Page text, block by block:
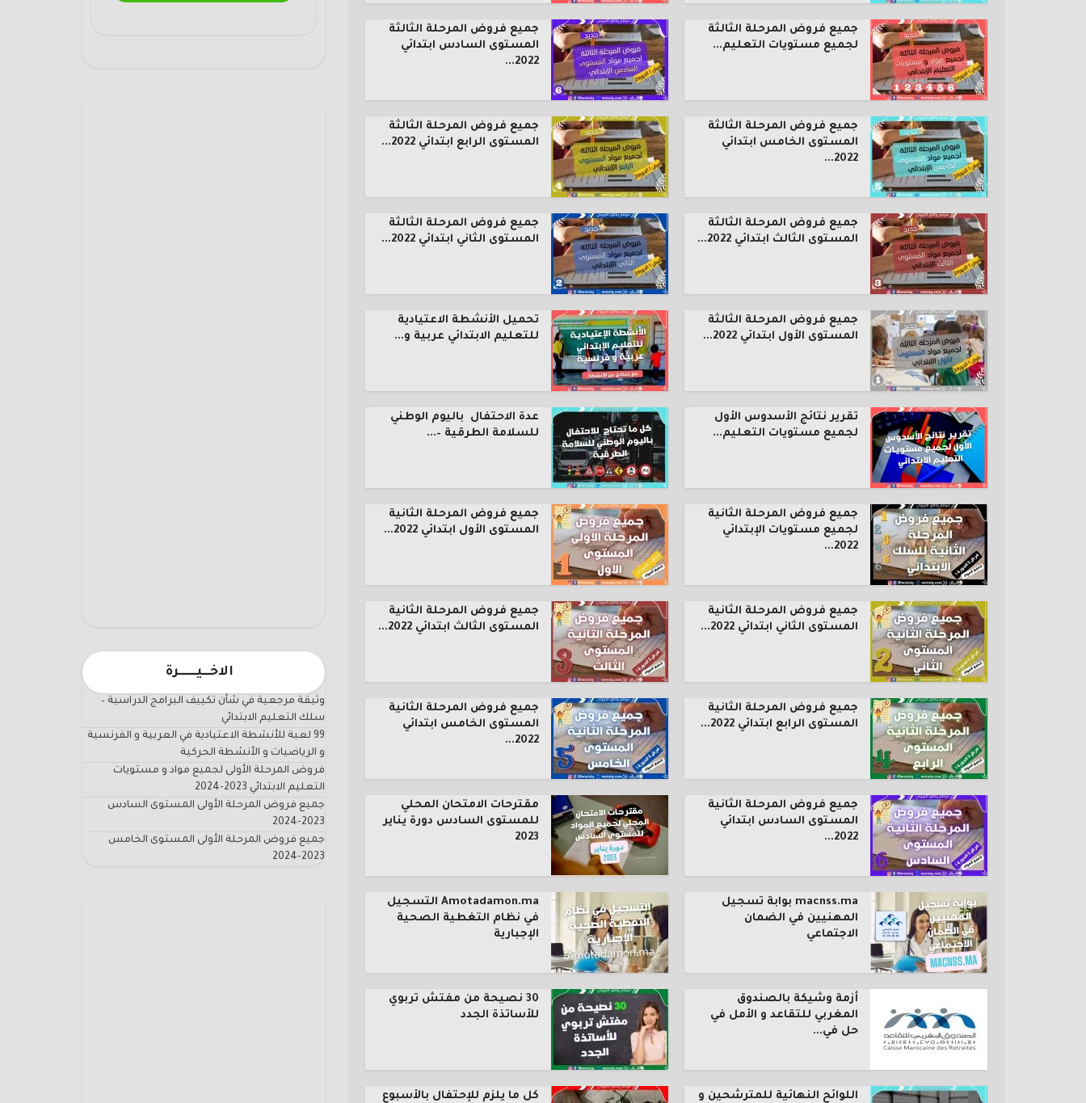
الاخـــيـــــــرة
وثيقة مرجعية في شأن تكييف البرامج الدراسية –
سلك التعليم الابتدائي
99 لعبة للأنشطة الاعتيادية في العربية و الفرنسية
و الرياضيات و الأنشطة الحركية
فروض المرحلة الأولى لجميع مواد و مستويات
التعليم الابتدائي 2023-2024
جميع فروض المرحلة الأولى المستوى السادس
2023-2024
جميع فروض المرحلة الأولى المستوى الخامس
2023-2024
جميع فروض المرحلة الثالثة
لجميع مستويات التعليم...
جميع فروض المرحلة الثالثة
المستوى السادس ابتدائي
2022...
جميع فروض المرحلة الثالثة
المستوى الخامس ابتدائي
2022...
جميع فروض المرحلة الثالثة
المستوى الرابع ابتدائي 2022...
جميع فروض المرحلة الثالثة
المستوى الثالث ابتدائي 2022...
جميع فروض المرحلة الثالثة
المستوى الثاني ابتدائي 2022...
جميع فروض المرحلة الثالثة
المستوى الأول ابتدائي 2022...
تحميل الأنشطة الاعتيادية
للتعليم الابتدائي عربية و...
تقرير نتائج الأسدوس الأول
لجميع مستويات التعليم...
عدة الاحتفال باليوم الوطني
للسلامة الطرقية –...
جميع فروض المرحلة الثانية
لجميع مستويات الإبتدائي
2022...
جميع فروض المرحلة الثانية
المستوى الأول ابتدائي 2022...
جميع فروض المرحلة الثانية
المستوى الثاني ابتدائي 2022...
جميع فروض المرحلة الثانية
المستوى الثالث ابتدائي 2022...
جميع فروض المرحلة الثانية
المستوى الرابع ابتدائي 2022...
جميع فروض المرحلة الثانية
المستوى الخامس ابتدائي
2022...
جميع فروض المرحلة الثانية
المستوى السادس ابتدائي
2022...
مقترحات الامتحان المحلي
للمستوى السادس دورة يناير
2023
macnss.ma بوابة تسجيل
المهنيين في الضمان
الاجتماعي
Amotadamon.ma التسجيل
في نظام التغطية الصحية
الإجبارية
أزمة وشيكة بالصندوق
المغربي للتقاعد و الأمل في
حل في...
30 نصيحة من مفتش تربوي
للأساتذة الجدد
اللوائح النهائية للمترشحين و كل ما يلزم للإحتفال بالأسبوع